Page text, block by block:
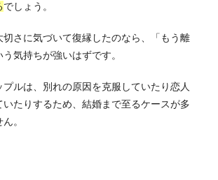
でしょう。
切さに気づいて復縁したのなら、「もう離
気持ちが強いはずです。
プルは、別れの原因を克服していたり恋人
たりするため、結婚まで至るケースが多
。